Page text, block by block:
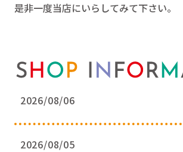
是非一度当店にいらしてみて下さい。
2026/08/06
2026/08/05